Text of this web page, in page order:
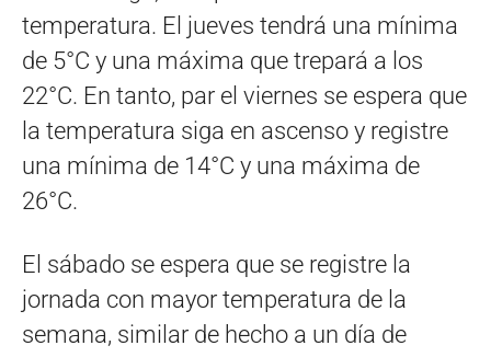
temperatura. El jueves tendrá una mínima
de 5°C y una máxima que trepará a los
22°C. En tanto, par el viernes se espera que
la temperatura siga en ascenso y registre
una mínima de 14°C y una máxima de
26°C.
El sábado se espera que se registre la
jornada con mayor temperatura de la
semana, similar de hecho a un día de